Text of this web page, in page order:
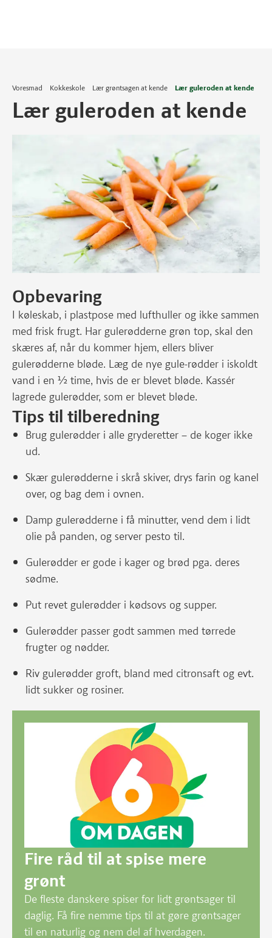
Voresmad Kokkeskole Lær grøntsagen at kende Lær guleroden at kende
Lær guleroden at kende
Opbevaring
I køleskab, i plastpose med lufthuller og ikke sammen
med frisk frugt. Har gulerødderne grøn top, skal den
skæres af, når du kommer hjem, ellers bliver
gulerødderne bløde. Læg de nye gule-rødder i iskoldt
vand i en ½ time, hvis de er blevet bløde. Kassér
lagrede gulerødder, som er blevet bløde.
Tips til tilberedning
Brug gulerødder i alle gryderetter – de koger ikke
ud.
Skær gulerødderne i skrå skiver, drys farin og kanel
over, og bag dem i ovnen.
Damp gulerødderne i få minutter, vend dem i lidt
olie på panden, og server pesto til.
Gulerødder er gode i kager og brød pga. deres
sødme.
Put revet gulerødder i kødsovs og supper.
Gulerødder passer godt sammen med tørrede
frugter og nødder.
Riv gulerødder groft, bland med citronsaft og evt.
lidt sukker og rosiner.
Fire råd til at spise mere
grønt
De fleste danskere spiser for lidt grøntsager til
daglig. Få fire nemme tips til at gøre grøntsager
til en naturlig og nem del af hverdagen.